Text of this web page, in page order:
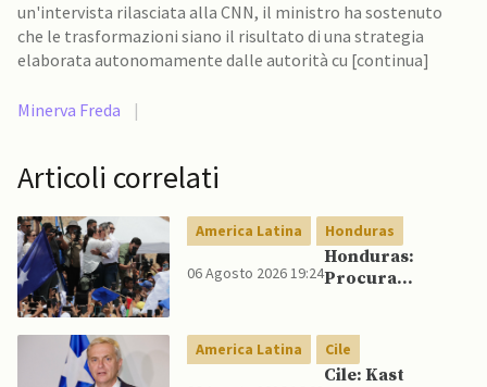
un'intervista rilasciata alla CNN, il ministro ha sostenuto
che le trasformazioni siano il risultato di una strategia
elaborata autonomamente dalle autorità cu [continua]
Minerva Freda |
Articoli correlati
America Latina Honduras
06 Agosto 2026 19:24
Honduras:
Procura
presidente
America Latina Cile
Cile: Kast